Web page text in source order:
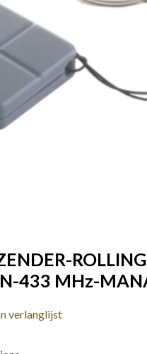
433 MHz-
verlanglijst